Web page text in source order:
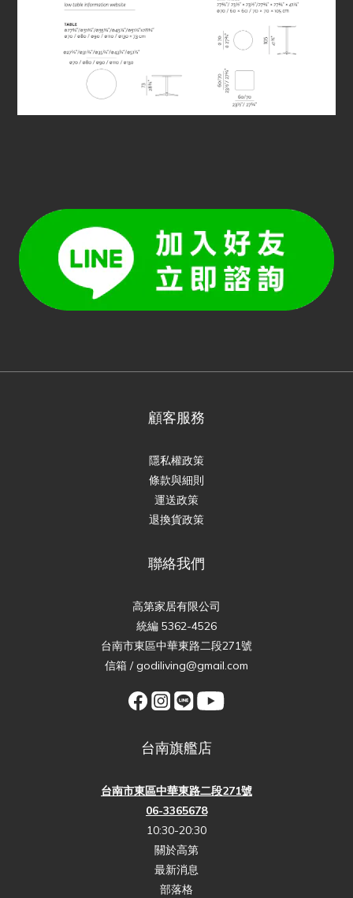
顧客服務
隱私權政策
條款與細則
運送政策
退換貨政策
聯絡我們
高第家居有限公司
統編 5362-4526
台南市東區中華東路二段271號
信箱 / godiliving@gmail.com
台南旗艦店
台南市東區中華東路二段271號
06-3365678
10:30-20:30
關於高第
最新消息
部落格